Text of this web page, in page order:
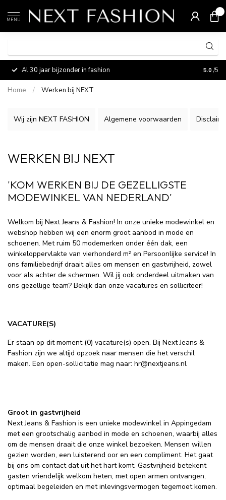
MENU
Al 30 jaar bijzonder in fashion 5.0 /5
Home / Werken bij NEXT
Wij zijn NEXT FASHION Algemene voorwaarden
WERKEN BIJ NEXT
'KOM WERKEN BIJ DE GEZELLIGSTE
MODEWINKEL VAN NEDERLAND'
Welkom bij Next Jeans & Fashion! In onze unieke modewinkel en
webshop hebben wij een enorm groot aanbod in mode en
schoenen. Met ruim 50 modemerken onder één dak, een
winkeloppervlakte van vierhonderd m² en Persoonlijke service! In
ons familiebedrijf draait alles om mensen en gastvrijheid, zowel
voor als achter de schermen. Wil jij ook onderdeel uitmaken van
ons gezellige team? Bekijk dan onze vacatures en solliciteer!
VACATURE(S)
Er staan op dit moment (0) vacature(s) open. Bij Next Jeans &
Fashion zijn we altijd opzoek naar mensen die het verschil
maken. Een open-sollicitatie mag naar: hr@nextjeans.nl
Groot in gastvrijheid
Next Jeans & Fashion is een unieke modewinkel in Appingedam
met een grootschalig aanbod in mode en schoenen, waarbij alles
om de mensen draait die onze winkel bezoeken. Mensen willen
gezien worden, een luisterend oor en een compliment. Het gaat
bij ons om contact dat uit het hart komt. Gastvrijheid betekent
gasten vriendelijk welkom heten, met open armen ontvangen,
optimaal begeleiden en met inlevingsvermogen tegemoet komen.